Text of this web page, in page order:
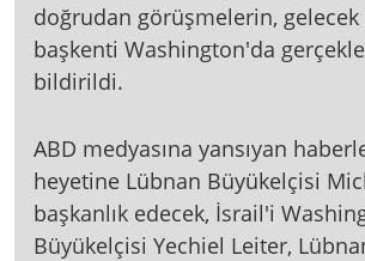
doğrudan görüşmelerin,
başkenti Washington'da
bildirildi.
ABD medyasına yansıyan
heyetine Lübnan Büyükelçisi
başkanlık edecek, İsrail'i
Büyükelçisi Yechiel Leiter,